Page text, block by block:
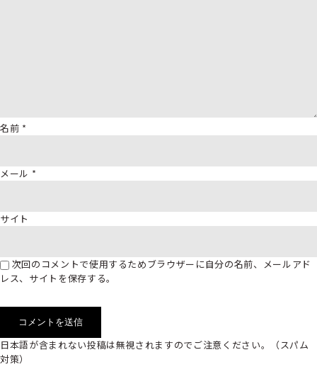
名前 *
メール *
サイト
次回のコメントで使用するためブラウザーに自分の名前、メールアド
レス、サイトを保存する。
日本語が含まれない投稿は無視されますのでご注意ください。（スパム
対策）